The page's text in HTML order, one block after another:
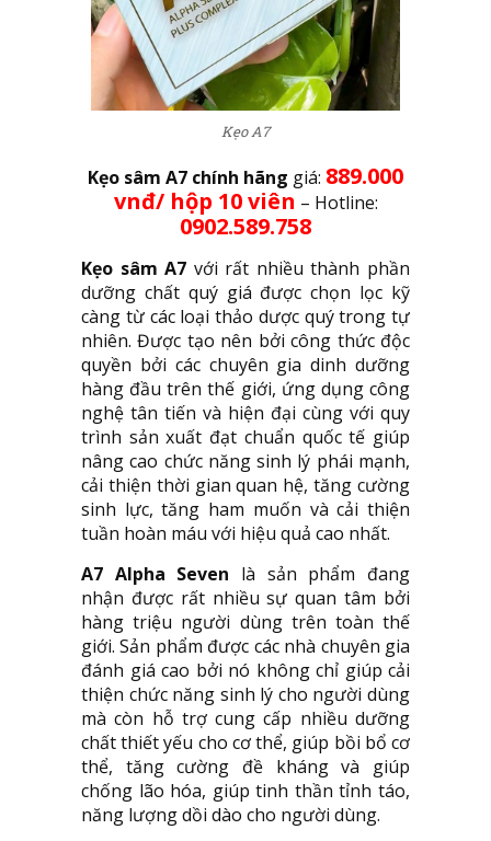
Kẹo A7
Kẹo sâm A7 chính hãng giá: 889.000
vnđ/ hộp 10 viên – Hotline:
0902.589.758
Kẹo sâm A7 với rất nhiều thành phần
dưỡng chất quý giá được chọn lọc kỹ
càng từ các loại thảo dược quý trong tự
nhiên. Được tạo nên bởi công thức độc
quyền bởi các chuyên gia dinh dưỡng
hàng đầu trên thế giới, ứng dụng công
nghệ tân tiến và hiện đại cùng với quy
trình sản xuất đạt chuẩn quốc tế giúp
nâng cao chức năng sinh lý phái mạnh,
cải thiện thời gian quan hệ, tăng cường
sinh lực, tăng ham muốn và cải thiện
tuần hoàn máu với hiệu quả cao nhất.
A7 Alpha Seven là sản phẩm đang
nhận được rất nhiều sự quan tâm bởi
hàng triệu người dùng trên toàn thế
giới. Sản phẩm được các nhà chuyên gia
đánh giá cao bởi nó không chỉ giúp cải
thiện chức năng sinh lý cho người dùng
mà còn hỗ trợ cung cấp nhiều dưỡng
chất thiết yếu cho cơ thể, giúp bồi bổ cơ
thể, tăng cường đề kháng và giúp
chống lão hóa, giúp tinh thần tỉnh táo,
năng lượng dồi dào cho người dùng.